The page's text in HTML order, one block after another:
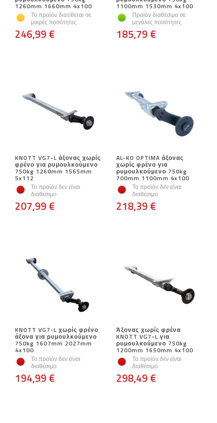
1260mm 1660mm 4x100
Το προϊόν διατίθεται σε
μικρές ποσότητες
246,99 €
1100mm 1530mm 4x100
Προϊόν διαθέσιμο σε
μεγάλες ποσότητες
185,79 €
KNOTT VG7-L άξονας χωρίς
φρένο για ρυμουλκούμενο
750kg 1260mm 1565mm
5x112
Το προϊόν δεν είναι
διαθέσιμο
207,99 €
AL-KO OPTIMA άξονας
χωρίς φρένο για
ρυμουλκούμενο 750kg
700mm 1100mm 4x100
Το προϊόν δεν είναι
διαθέσιμο
218,39 €
KNOTT VG7-L χωρίς φρένο
άξονα για ρυμουλκούμενο
750kg 1607mm 2027mm
4x100
Το προϊόν δεν είναι
διαθέσιμο
194,99 €
Άξονας χωρίς φρένα
KNOTT VG7-L για
ρυμουλκούμενο 750kg
1200mm 1650mm 4x100
Το προϊόν δεν είναι
διαθέσιμο
298,49 €